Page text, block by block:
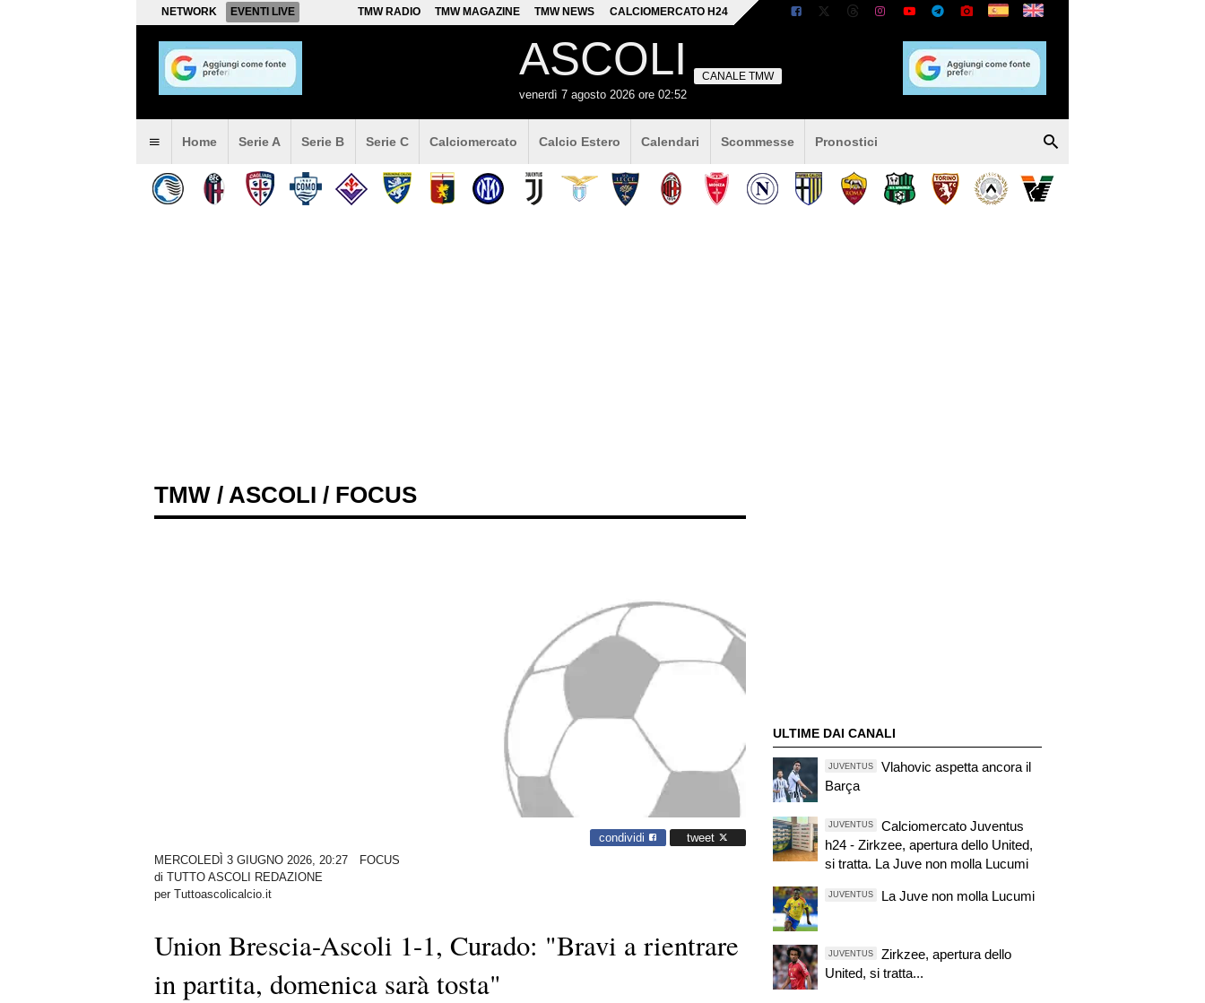
NETWORK EVENTI LIVE TMW RADIO TMW MAGAZINE TMW NEWS CALCIOMERCATO H24
ASCOLI
venerdì 7 agosto 2026 ore 02:52
CANALE TMW
Home Serie A Serie B Serie C Calciomercato Calcio Estero Calendari Scommesse Pronostici
TMW / ASCOLI / FOCUS
condividi
tweet
MERCOLEDÌ 3 GIUGNO 2026, 20:27
FOCUS
di TUTTO ASCOLI REDAZIONE
per Tuttoascolicalcio.it
Union Brescia-Ascoli 1-1, Curado: "Bravi a rientrare
in partita, domenica sarà tosta"
ULTIME DAI CANALI
JUVENTUS
Vlahovic aspetta ancora il
Barça
JUVENTUS
Calciomercato Juventus
h24 - Zirkzee, apertura dello United,
si tratta. La Juve non molla Lucumi
JUVENTUS La Juve non molla Lucumi
JUVENTUS
Zirkzee, apertura dello
United, si tratta...